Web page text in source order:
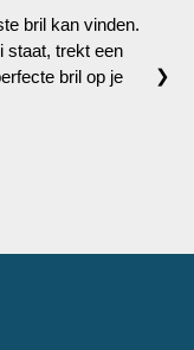
bril kan vinden.
staat, trekt een
bril op je
❯